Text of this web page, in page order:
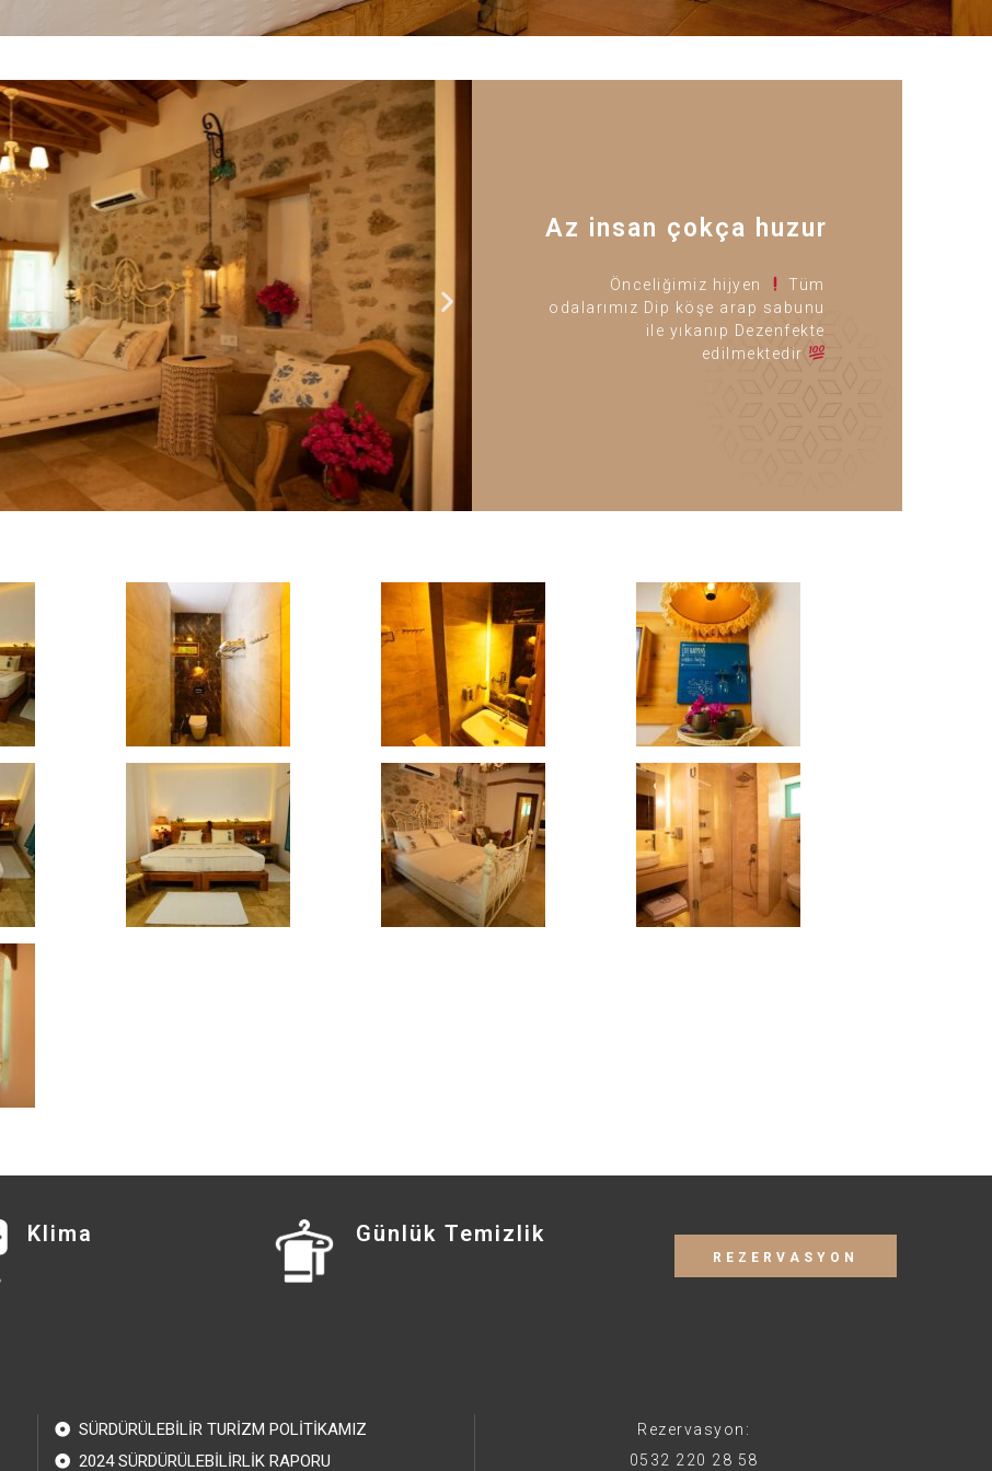
Az insan çokça huzur
Önceliğimiz hijyen
Tüm
odalarımız Dip köşe arap sabunu
ile yıkanıp Dezenfekte
edilmektedir
Klima Günlük Temizlik
REZERVASYON
SÜRDÜRÜLEBİLİR TURİZM POLİTİKAMIZ
2024 SÜRDÜRÜLEBİLİRLİK RAPORU
Rezervasyon:
0532 220 28 58